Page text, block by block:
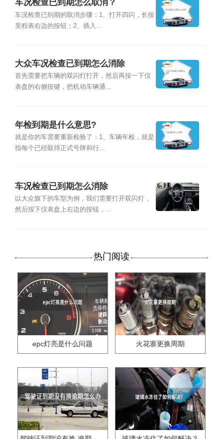
车况检查已到期怎么取消？
车况检查已到期的取消步骤：1、打开四闪，长按
里程表右边的按钮；2、插入...
大众车况检查已到期怎么消除
首先需要把车辆的双闪灯打开，然后再按一下仪
表盘的右侧按键，把机动车辆通...
年检到期是什么意思?
就是你的车需要重新检验了：1、车辆年检，就是
指每个已经取得正式号牌和行...
车况检查已到期怎么消除
以大众旗下的车型为例，我们需要打开双闪灯，
然后按下仪表盘上右边的按钮，...
热门阅读
epc灯亮是什么问题 火花塞更换周期